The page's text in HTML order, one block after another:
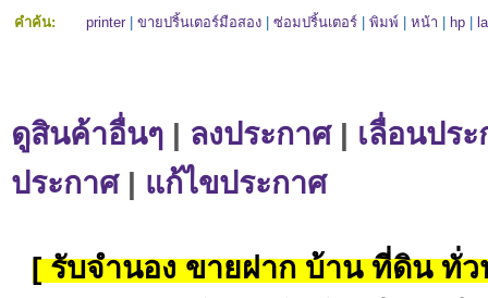
คำค้น: printer ขายปริ้นเตอร์มือสอง ซ่อมปริ้นเตอร์ พิมพ์ หน้า hp
ดูสินค้าอื่นๆ | ลงประกาศ| เลื่อนปร
ประกาศ| แก้ไขประกาศ
[ รับจำนอง ขายฝาก บ้าน ที่ดิน ทั่ว